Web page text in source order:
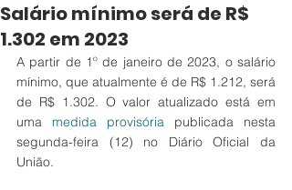
Salário mínimo será de R$
1.302 em 2023
A partir de 1º de janeiro de 2023, o salário
mínimo, que atualmente é de R$ 1.212, será
de R$ 1.302. O valor atualizado está em
uma medida provisória publicada nesta
segunda-feira (12) no Diário Oficial da
União.